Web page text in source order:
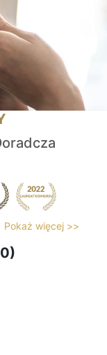
Pokaż więcej >>